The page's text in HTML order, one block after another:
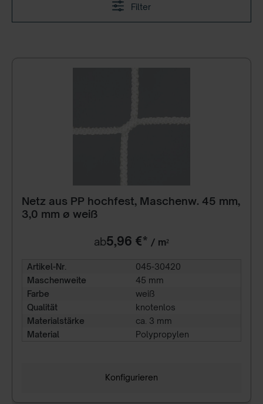
Filter
Netz aus PP hochfest, Maschenw. 45 mm,
3,0 mm ø weiß
ab5,96 €* / m²
Artikel-Nr.
045-30420
Maschenweite
45 mm
Farbe
weiß
Qualität
knotenlos
Materialstärke
ca. 3 mm
Material
Polypropylen
Konfigurieren